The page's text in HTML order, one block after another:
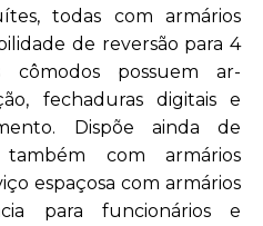
todas com armários
de reversão para 4
cômodos possuem ar-
fechaduras digitais e
Dispõe ainda de
com armários
espaçosa com armários
para funcionários e